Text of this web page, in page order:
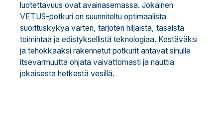
luotettavuus ovat avainasemassa. Jokainen
VETUS-potkuri on suunniteltu optimaalista
suorituskykyä varten, tarjoten hiljaista, tasaista
toimintaa ja edistyksellistä teknologiaa. Kestäväksi
ja tehokkaaksi rakennetut potkurit antavat sinulle
itsevarmuutta ohjata vaivattomasti ja nauttia
jokaisesta hetkestä vesillä.